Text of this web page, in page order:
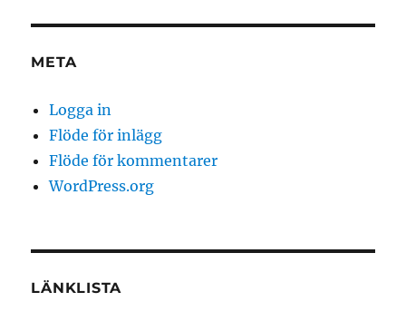
META
Logga in
Flöde för inlägg
Flöde för kommentarer
WordPress.org
LÄNKLISTA